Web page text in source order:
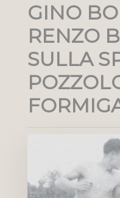
GINO
RENZO
SULLA